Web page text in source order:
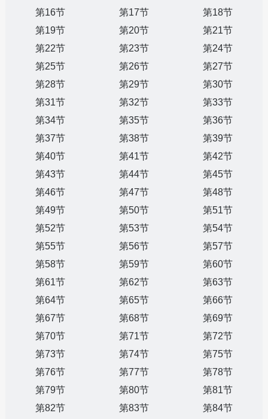
第16节
第17节
第18节
第19节
第20节
第21节
第22节
第23节
第24节
第25节
第26节
第27节
第28节
第29节
第30节
第31节
第32节
第33节
第34节
第35节
第36节
第37节
第38节
第39节
第40节
第41节
第42节
第43节
第44节
第45节
第46节
第47节
第48节
第49节
第50节
第51节
第52节
第53节
第54节
第55节
第56节
第57节
第58节
第59节
第60节
第61节
第62节
第63节
第64节
第65节
第66节
第67节
第68节
第69节
第70节
第71节
第72节
第73节
第74节
第75节
第76节
第77节
第78节
第79节
第80节
第81节
第82节
第83节
第84节